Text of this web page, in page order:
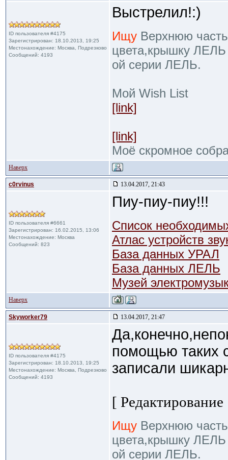
ID пользователя #4175
Зарегистрирован: 18.10.2013, 19:25
Местонахождение: Москва, Подрезково
Сообщений: 4193
Выстрелил!:)
Ищу Верхнюю
цвета,крышку
ой серии ЛЕЛЬ.
Мой Wish List
[link]
[link]
Моё скромное
Наверх
c0rvinus 13.04.2017, 21:43
ID пользователя #6661
Зарегистрирован: 16.02.2015, 13:06
Местонахождение: Москва
Сообщений: 823
Пиу-пиу-пиу!!!
Список
Атлас устройств
База данных УРАЛ
База данных ЛЕЛЬ
Музей
Наверх
Skyworker79 13.04.2017, 21:47
ID пользователя #4175
Зарегистрирован: 18.10.2013, 19:25
Местонахождение: Москва, Подрезково
Сообщений: 4193
помощью таких
записали
[
Ищу Верхнюю
цвета,крышку
ой серии ЛЕЛЬ.